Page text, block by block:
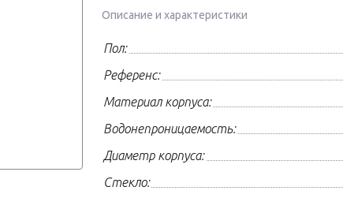
Описание и характеристики
Пол:
Референс:
Материал корпуса:
Водонепроницаемость:
Диаметр корпуса:
Стекло: